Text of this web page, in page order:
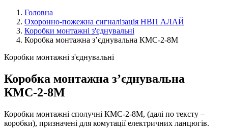
Головна
Охоронно-пожежна сигналізація НВП АЛАЙ
Коробки монтажні з'єднувальні
Коробка монтажна з’єднувальна КМС-2-8М
Коробки монтажні з'єднувальні
Коробка монтажна з’єднувальна
КМС-2-8М
Коробки монтажні сполучні КМС-2-8М, (далі по тексту –
коробки), призначені для комутації електричних ланцюгів.